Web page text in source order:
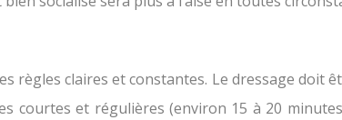
règles claires et constantes. Le dressage doit
courtes et régulières (environ 15 à 20